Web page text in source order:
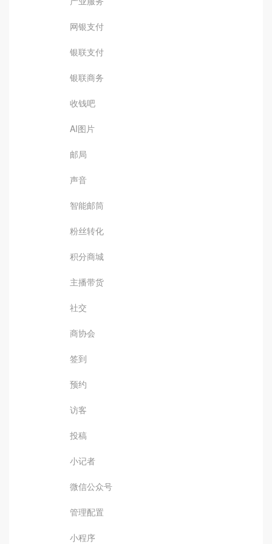
网银支付
银联支付
银联商务
收钱吧
AI图片
邮局
声音
智能邮筒
粉丝转化
积分商城
主播带货
社交
商协会
签到
预约
访客
投稿
小记者
微信公众号
管理配置
小程序